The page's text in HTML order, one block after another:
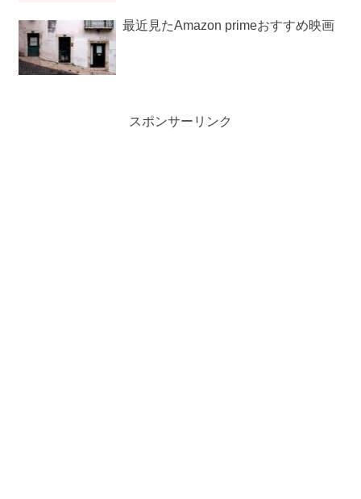
最近見たAmazon primeおすすめ映画
スポンサーリンク